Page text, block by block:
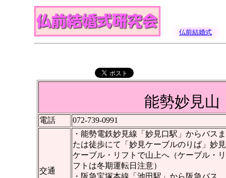
仏前結婚式
能勢妙見山
電話 072-739-0991
交通
・能勢電鉄妙見線「妙見口駅」からバスま
たは徒歩にて「妙見ケーブルのりば」妙見
ケーブル・リフトで山上へ（ケーブル・リ
フトは冬期運転日注意）
・阪急宝塚本線「池田駅」から阪急バス